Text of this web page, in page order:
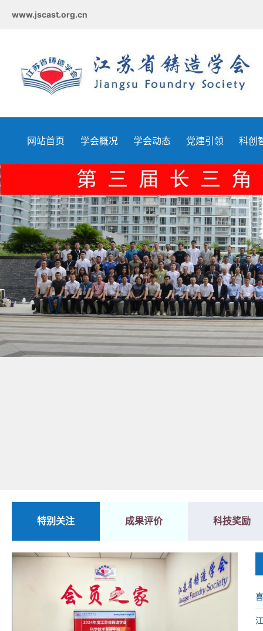
www.jscast.org.cn
网站首页 学会概况 学会动态 党建引领 科创
特别关注 成果评价 科技奖励